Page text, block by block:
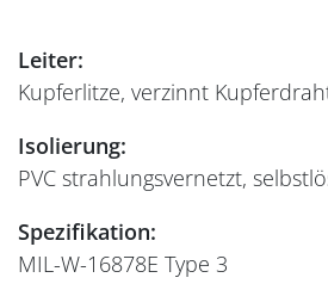
Leiter:
Kupferlitze, verzinnt
Isolierung:
PVC strahlungsvernetzt,
Spezifikation:
MIL-W-16878E Type 3